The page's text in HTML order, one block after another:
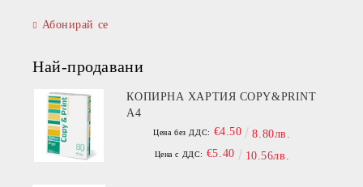
Абонирай се
Най-продавани
КОПИРНА ХАРТИЯ COPY&PRINT
A4
Цена без ДДС: €4.50 8.80лв.
Цена с ДДС: €5.40 10.56лв.